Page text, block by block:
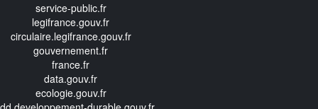
service-public.fr
legifrance.gouv.fr
circulaire.legifrance.gouv.fr
gouvernement.fr
france.fr
data.gouv.fr
ecologie.gouv.fr